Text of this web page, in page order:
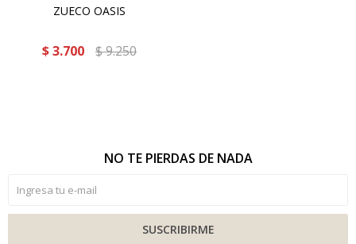
ZUECO OASIS
$ 3.700 $9.250
NO TE PIERDAS DE NADA
SUSCRIBIRME